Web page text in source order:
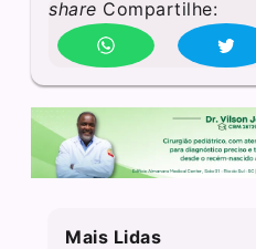
share Compartilhe:
Mais Lidas